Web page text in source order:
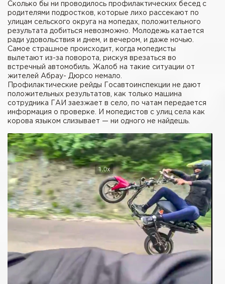
Сколько бы ни проводилось профилактических бесед с
родителями подростков, которые лихо рассекают по
улицам сельского округа на мопедах, положительного
результата добиться невозможно. Молодежь катается
ради удовольствия и днем, и вечером, и даже ночью.
Самое страшное происходит, когда мопедисты
вылетают из-за поворота, рискуя врезаться во
встречный автомобиль. Жалоб на такие ситуации от
жителей Абрау- Дюрсо немало.
Профилактические рейды Госавтоинспекции не дают
положительных результатов, как только машина
сотрудника ГАИ заезжает в село, по чатам передается
информация о проверке. И мопедистов с улиц села как
корова языком слизывает — ни одного не найдешь.